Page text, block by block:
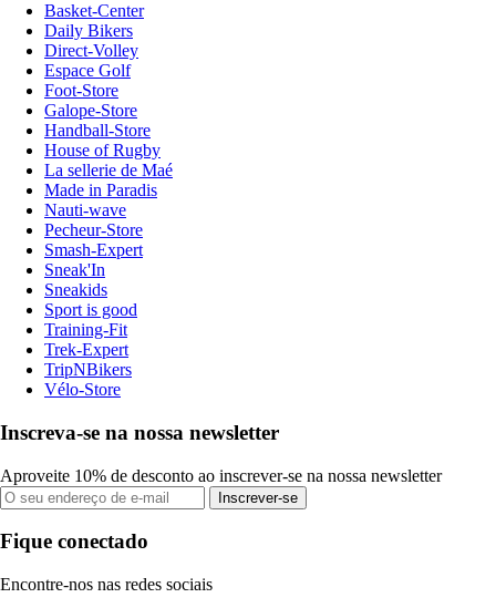
Basket-Center
Daily Bikers
Direct-Volley
Espace Golf
Foot-Store
Galope-Store
Handball-Store
House of Rugby
La sellerie de Maé
Made in Paradis
Nauti-wave
Pecheur-Store
Smash-Expert
Sneak'In
Sneakids
Sport is good
Training-Fit
Trek-Expert
TripNBikers
Vélo-Store
Inscreva-se na nossa newsletter
Aproveite 10% de desconto ao inscrever-se na nossa newsletter
Inscrever-se
Fique conectado
Encontre-nos nas redes sociais